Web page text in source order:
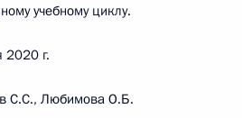
учебному циклу.
2020 г.
С.С., Любимова О.Б.